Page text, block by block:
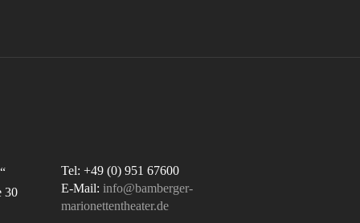
30
Tel: +49 (0) 951 67600
E-Mail: info@bamberger-
marionettentheater.de